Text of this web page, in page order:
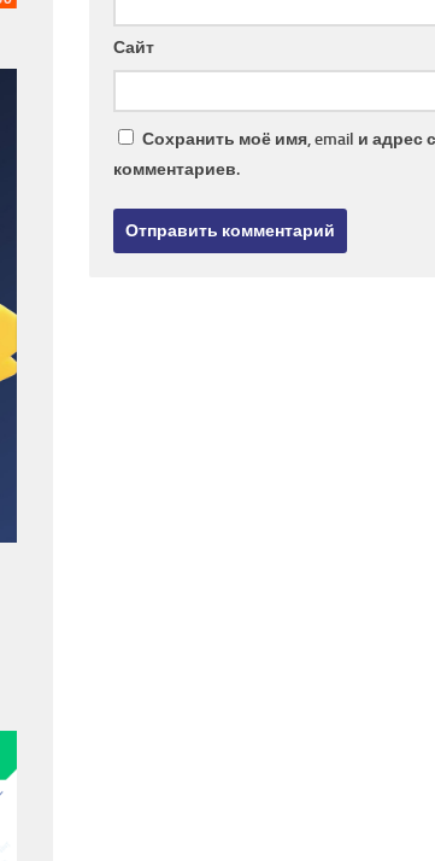
Сайт
Сохранить моё имя, email и
комментариев.